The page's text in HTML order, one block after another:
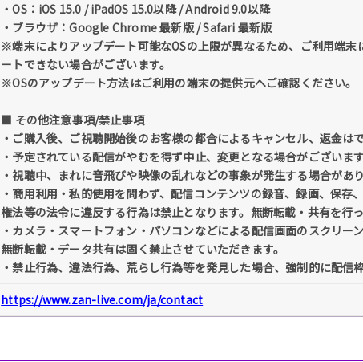
・OS：iOS 15.0 / iPadOS 15.0以降 / Android 9.0以降
・ブラウザ：Google Chrome 最新版 / Safari 最新版
※端末によりアップデート可能なOSの上限が異なるため、ご利用端
ートできない場合がございます。
※OSのアップデート方法はご利用の端末の提供元へご確認ください。
■ その他注意事項/禁止事項
・ご購入後、ご視聴開始後のお客様の都合によるキャンセル、返金は
・予定されている配信がやむを得ず中止、変更となる場合がございま
・視聴中、まれに音飛びや映像の乱れなどの事象が発生する場合があ
・商用利用・私的使用を問わず、配信コンテンツの録音、録画、保
権法等の法令に違反する行為は禁止となります。無断転載・共有を行
・カメラ・スマートフォン・パソコンなどによる配信画面のスクリ
無断転載・データ共有は固く禁止させていただきます。
・禁止行為、違法行為、荒らし行為等を発見した場合、強制的に配信
https://www.zan-live.com/ja/contact